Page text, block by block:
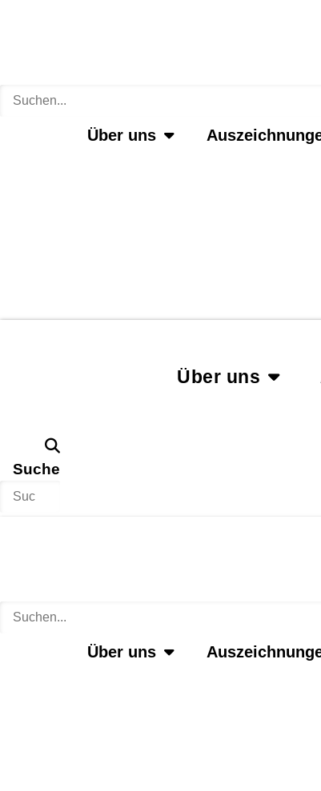
Über uns
Über uns
Suche
Über uns